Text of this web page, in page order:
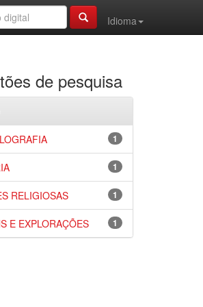
Idioma
de pesquisa
1
1
1
RELIGIOSAS
1
E EXPLORAÇÕES